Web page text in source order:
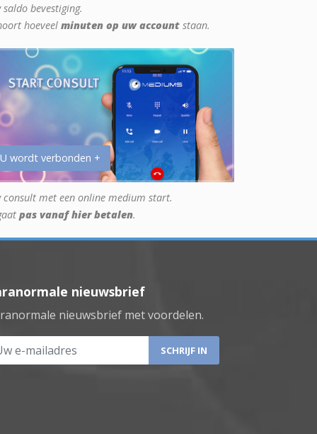
saldo bevestiging.
hoeveel minuten op uw account staan.
wordt verbonden +
consult met een online medium start.
pas vanaf hier betalen.
nieuwsbrief
nieuwsbrief met voordelen.
e-mailadres